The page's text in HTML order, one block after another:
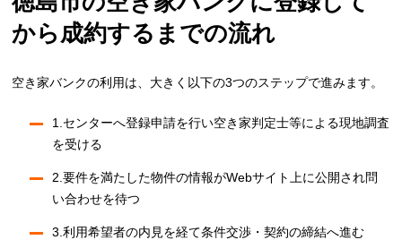
から成約するまでの流れ
空き家バンクの利用は、大きく以下の3つのステップで進みます。
1.センターへ登録申請を行い空き家判定士等による現地調査
を受ける
2.要件を満たした物件の情報がWebサイト上に公開され問
い合わせを待つ
3.利用希望者の内見を経て条件交渉・契約の締結へ進む